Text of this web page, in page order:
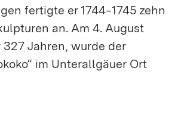
fertigte er 1744‒1745 zehn
an. Am 4. August
327 Jahren, wurde der
im Unterallgäuer Ort